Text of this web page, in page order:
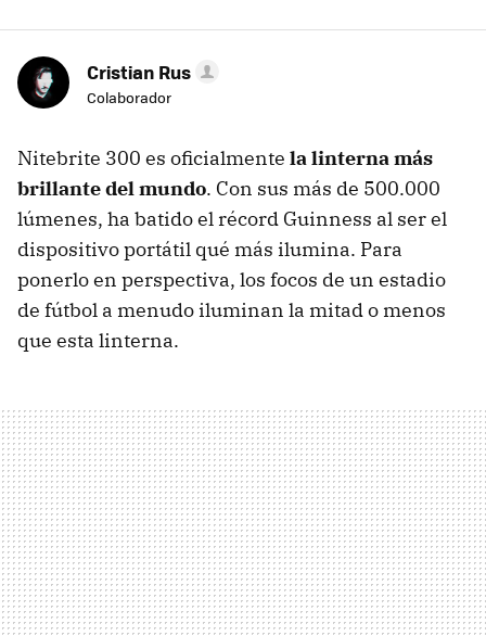
Cristian Rus
Colaborador
Nitebrite 300 es oficialmente la linterna más
brillante del mundo. Con sus más de 500.000
lúmenes, ha batido el récord Guinness al ser el
dispositivo portátil qué más ilumina. Para
ponerlo en perspectiva, los focos de un estadio
de fútbol a menudo iluminan la mitad o menos
que esta linterna.